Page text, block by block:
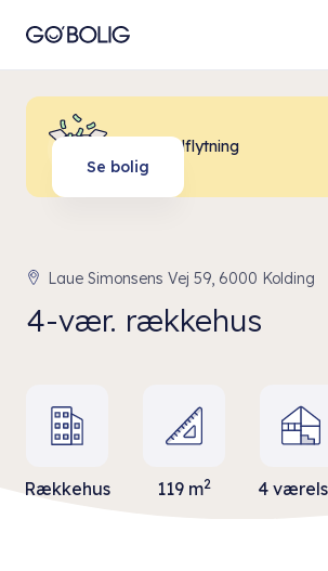
Billig indflytning
Se bolig
Laue Simonsens Vej 59, 6000 Kolding
4-vær. rækkehus
Rækkehus 119 m2 4